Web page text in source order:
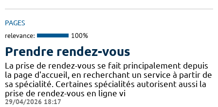
PAGES
relevance: 100%
Prendre rendez-vous
La prise de rendez-vous se fait principalement depuis
la page d'accueil, en recherchant un service à partir de
sa spécialité. Certaines spécialités autorisent aussi la
prise de rendez-vous en ligne vi
29/04/2026 18:17